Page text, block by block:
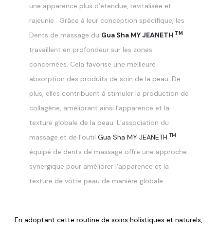
une apparence plus d’étendue, revitalisée et
rajeunie. Grâce à leur conception spécifique, les
Dents de massage du Gua Sha MY JEANETH TM
travaillent en profondeur sur les zones
concernées. Cela favorise une meilleure
absorption des produits de soin de la peau. De
plus, elles contribuent à stimuler la production de
collagène, améliorant ainsi l’apparence et la
texture globale de la peau. L’association du
massage et de l’outil Gua Sha MY JEANETH TM
équipé de dents de massage offre une approche
synergique pour améliorer l’apparence et la
texture de votre peau de manière globale.
En adoptant cette routine de soins holistiques et naturels,